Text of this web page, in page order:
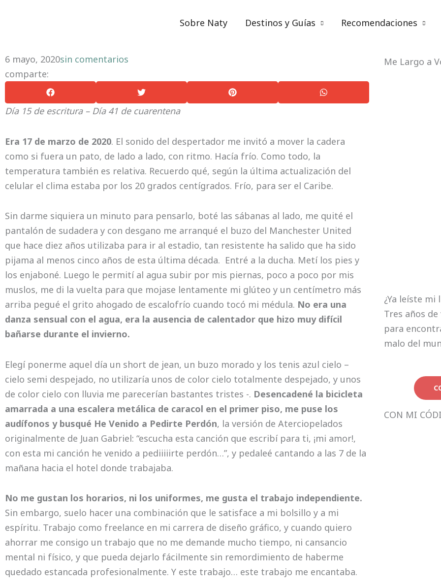
Sobre Naty Destinos y Guías Recomendaciones
6 mayo, 2020sin comentarios
comparte:
Día 15 de escritura – Día 41 de cuarentena
Era 17 de marzo de 2020. El sonido del despertador me invitó a mover la cadera
como si fuera un pato, de lado a lado, con ritmo. Hacía frío. Como todo, la
temperatura también es relativa. Recuerdo qué, según la última actualización del
celular el clima estaba por los 20 grados centígrados. Frío, para ser el Caribe.
Sin darme siquiera un minuto para pensarlo, boté las sábanas al lado, me quité el
pantalón de sudadera y con desgano me arranqué el buzo del Manchester United
que hace diez años utilizaba para ir al estadio, tan resistente ha salido que ha sido
pijama al menos cinco años de esta última década. Entré a la ducha. Metí los pies y
los enjaboné. Luego le permití al agua subir por mis piernas, poco a poco por mis
muslos, me di la vuelta para que mojase lentamente mi glúteo y un centímetro más
arriba pegué el grito ahogado de escalofrío cuando tocó mi médula. No era una
danza sensual con el agua, era la ausencia de calentador que hizo muy difícil
bañarse durante el invierno.
Elegí ponerme aquel día un short de jean, un buzo morado y los tenis azul cielo –
cielo semi despejado, no utilizaría unos de color cielo totalmente despejado, y unos
de color cielo con lluvia me parecerían bastantes tristes -. Desencadené la bicicleta
amarrada a una escalera metálica de caracol en el primer piso, me puse los
audífonos y busqué He Venido a Pedirte Perdón, la versión de Aterciopelados
originalmente de Juan Gabriel: “escucha esta canción que escribí para ti, ¡mi amor!,
con esta mi canción he venido a pediiiiirte perdón…”, y pedaleé cantando a las 7 de la
mañana hacia el hotel donde trabajaba.
No me gustan los horarios, ni los uniformes, me gusta el trabajo independiente.
Sin embargo, suelo hacer una combinación que le satisface a mi bolsillo y a mi
espíritu. Trabajo como freelance en mi carrera de diseño gráfico, y cuando quiero
ahorrar me consigo un trabajo que no me demande mucho tiempo, ni cansancio
mental ni físico, y que pueda dejarlo fácilmente sin remordimiento de haberme
quedado estancada profesionalmente. Y este trabajo… este trabajo me encantaba.
Me Largo a
¿Ya leíste mi
Tres años
para
malo del
CON MI